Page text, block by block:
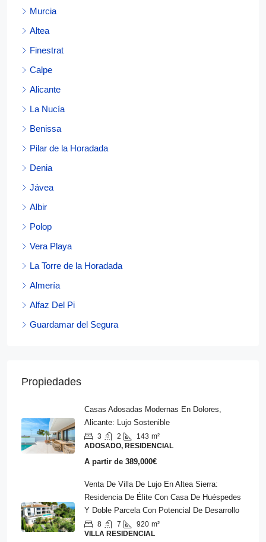
Murcia
Altea
Finestrat
Calpe
Alicante
La Nucía
Benissa
Pilar de la Horadada
Denia
Jávea
Albir
Polop
Vera Playa
La Torre de la Horadada
Almería
Alfaz Del Pi
Guardamar del Segura
Propiedades
Casas Adosadas Modernas En Dolores,
Alicante: Lujo Sostenible
3 2 143 m²
ADOSADO, RESIDENCIAL
A partir de 389,000€
Venta De Villa De Lujo En Altea Sierra:
Residencia De Élite Con Casa De Huéspedes
Y Doble Parcela Con Potencial De Desarrollo
8 7 920 m²
VILLA RESIDENCIAL